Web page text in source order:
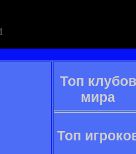
Топ клубов
мира
Топ